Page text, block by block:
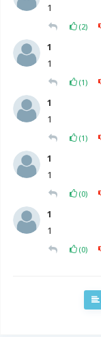
1
(2)
1
1
(1)
1
1
(1)
1
1
(0)
1
1
(0)